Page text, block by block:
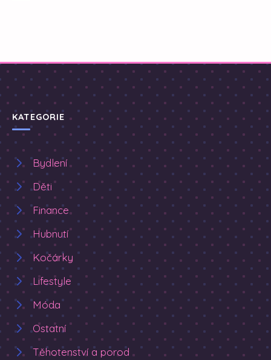
KATEGORIE
Bydlení
Děti
Finance
Hubnutí
Kočárky
Lifestyle
Móda
Ostatní
Těhotenství a porod